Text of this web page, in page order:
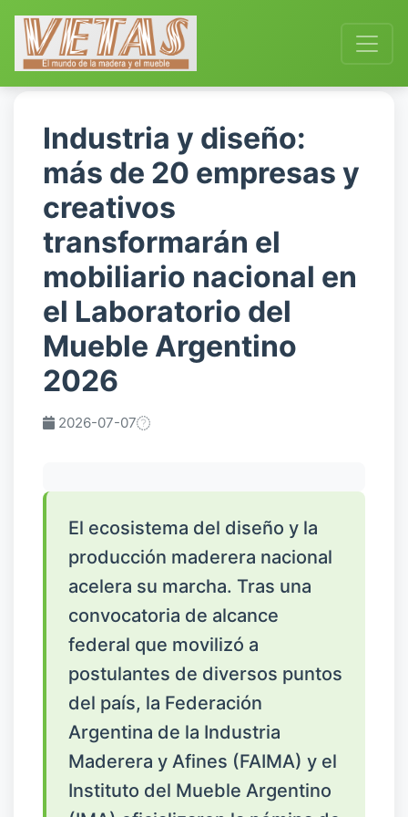
Industria y diseño:
más de 20 empresas y
creativos
transformarán el
mobiliario nacional en
el Laboratorio del
Mueble Argentino
2026
2026-07-07
El ecosistema del diseño y la
producción maderera nacional
acelera su marcha. Tras una
convocatoria de alcance
federal que movilizó a
postulantes de diversos puntos
del país, la Federación
Argentina de la Industria
Maderera y Afines (FAIMA) y el
Instituto del Mueble Argentino